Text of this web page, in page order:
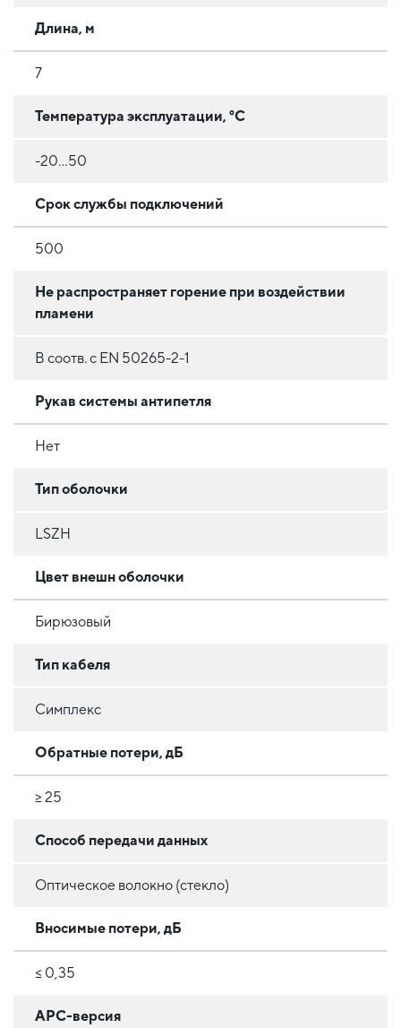
Длина, м
7
Температура эксплуатации, °C
-20...50
Срок службы подключений
500
Не распространяет горение при воздействии
пламени
В соотв. с EN 50265-2-1
Рукав системы антипетля
Нет
Тип оболочки
LSZH
Цвет внешн оболочки
Бирюзовый
Тип кабеля
Симплекс
Обратные потери, дБ
≥ 25
Способ передачи данных
Оптическое волокно (стекло)
Вносимые потери, дБ
≤ 0,35
APC-версия